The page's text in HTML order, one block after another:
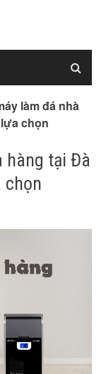
làm đá nhà
chọn
hàng tại Đà
chọn